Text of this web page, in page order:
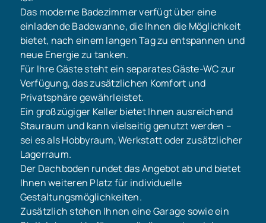
Das moderne Badezimmer verfügt über eine
einladende Badewanne, die Ihnen die Möglichkeit
bietet, nach einem langen Tag zu entspannen und
neue Energie zu tanken.
Für Ihre Gäste steht ein separates Gäste-WC zur
Verfügung, das zusätzlichen Komfort und
Privatsphäre gewährleistet.
Ein großzügiger Keller bietet Ihnen ausreichend
Stauraum und kann vielseitig genutzt werden –
sei es als Hobbyraum, Werkstatt oder zusätzlicher
Lagerraum.
Der Dachboden rundet das Angebot ab und bietet
Ihnen weiteren Platz für individuelle
Gestaltungsmöglichkeiten.
Zusätzlich stehen Ihnen eine Garage sowie ein